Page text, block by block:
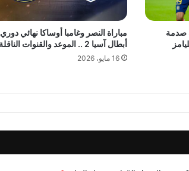
صدمة
مباراة النصر وغامبا أوساكا نهائي دوري
أبطال آسيا 2 .. الموعد والقنوات الناقلة
16 مايو، 2026